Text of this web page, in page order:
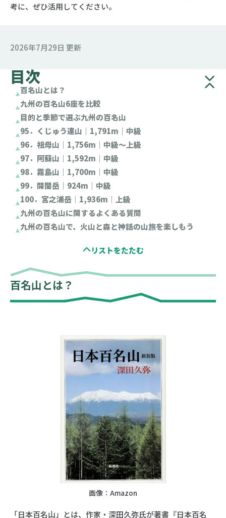
考に、ぜひ活用してください。
2026年7月29日 更新
目次
百名山とは？
九州の百名山6座を比較
目的と季節で選ぶ九州の百名山
95．くじゅう連山｜1,791m｜中級
96．祖母山｜1,756m｜中級～上級
97．阿蘇山｜1,592m｜中級
98．霧島山｜1,700m｜中級
99．開聞岳｜924m｜中級
100．宮之浦岳｜1,936m｜上級
九州の百名山に関するよくある質問
九州の百名山で、火山と森と神話の山旅を楽しもう
百名山とは？
画像：Amazon
「日本百名山」とは、作家・深田久弥氏が著書『日本百名